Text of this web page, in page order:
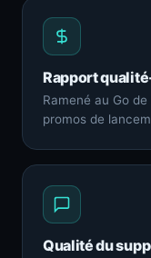
Rapport
Ramené au Go
promos de
Qualité du